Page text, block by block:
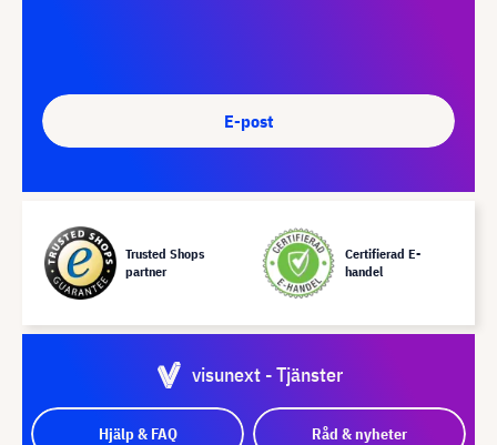
E-post
Trusted Shops
partner
Certifierad E-
handel
visunext - Tjänster
Hjälp & FAQ Råd & nyheter